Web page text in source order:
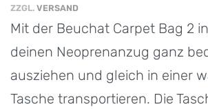
ZZGL. VERSAND
Mit der Beuchat Carpet Bag 2
deinen Neoprenanzug ganz
ausziehen und gleich in einer
Tasche transportieren. Die